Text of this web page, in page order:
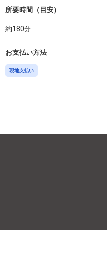
所要時間（目安）
約180分
お支払い方法
現地支払い